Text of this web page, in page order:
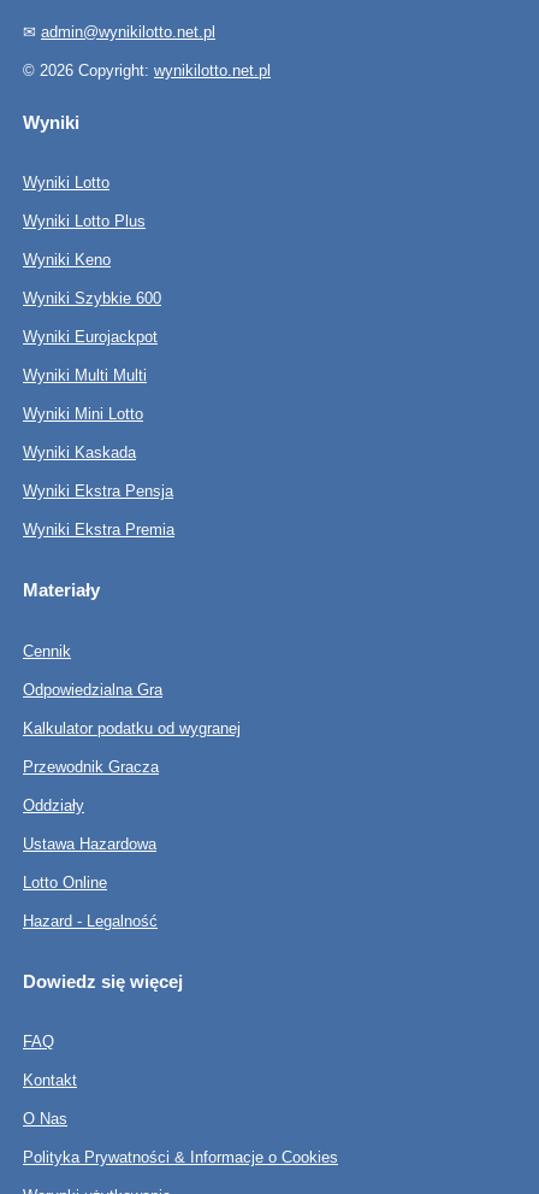
✉ admin@wynikilotto.net.pl
© 2026 Copyright: wynikilotto.net.pl
Wyniki
Wyniki Lotto
Wyniki Lotto Plus
Wyniki Keno
Wyniki Szybkie 600
Wyniki Eurojackpot
Wyniki Multi Multi
Wyniki Mini Lotto
Wyniki Kaskada
Wyniki Ekstra Pensja
Wyniki Ekstra Premia
Materiały
Cennik
Odpowiedzialna Gra
Kalkulator podatku od wygranej
Przewodnik Gracza
Oddziały
Ustawa Hazardowa
Lotto Online
Hazard - Legalność
Dowiedz się więcej
FAQ
Kontakt
O Nas
Polityka Prywatności & Informacje o Cookies